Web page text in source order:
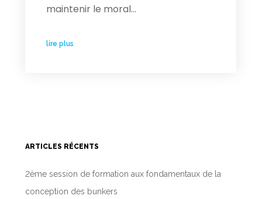
maintenir le moral…
lire plus
ARTICLES RÉCENTS
2ème session de formation aux fondamentaux de la
conception des bunkers